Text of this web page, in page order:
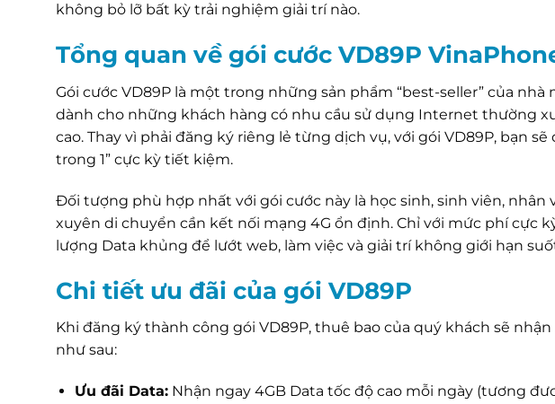
không bỏ lỡ bất kỳ trải nghiệm giải trí nào.
Tổng quan về gói cước VD89P
Gói cước VD89P là một trong những sản phẩm “best-seller” của
dành cho những khách hàng có nhu cầu sử dụng Internet thường
cao. Thay vì phải đăng ký riêng lẻ từng dịch vụ, với gói VD89P, bạn
trong 1” cực kỳ tiết kiệm.
Đối tượng phù hợp nhất với gói cước này là học sinh, sinh viên,
xuyên di chuyển cần kết nối mạng 4G ổn định. Chỉ với mức phí cực
lượng Data khủng để lướt web, làm việc và giải trí không giới hạn
Chi tiết ưu đãi của gói VD89P
Khi đăng ký thành công gói VD89P, thuê bao của quý khách sẽ
như sau:
Ưu đãi Data:Nhận ngay 4GB Data tốc độ cao mỗi ngày (tương